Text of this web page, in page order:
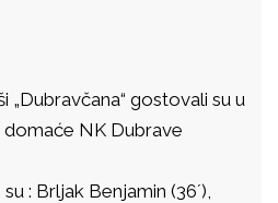
„Dubravčana“ gostovali su u
domaće NK Dubrave
: Brljak Benjamin (36´),